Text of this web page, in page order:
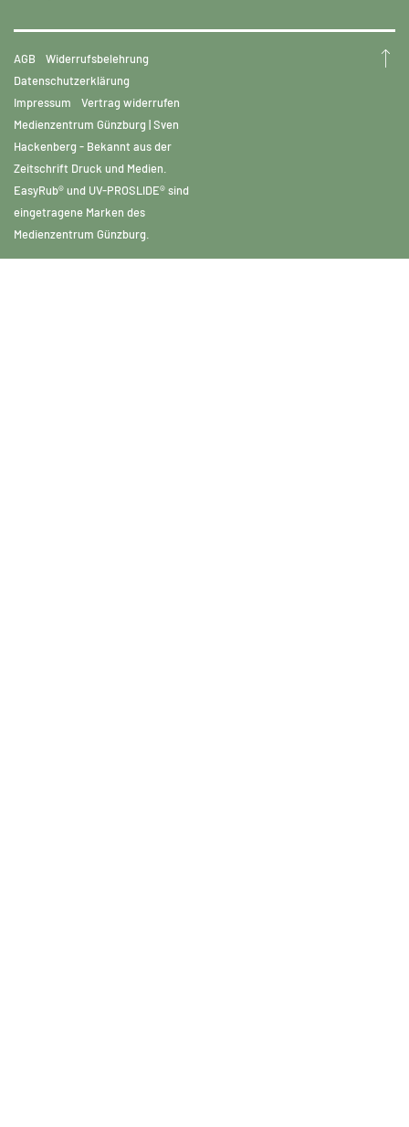
AGB
Widerrufsbelehrung
Datenschutzerklärung
Impressum
Vertrag widerrufen
Medienzentrum Günzburg | Sven
Hackenberg - Bekannt aus der
Zeitschrift Druck und Medien.
EasyRub® und UV-PROSLIDE® sind
eingetragene Marken des
Medienzentrum Günzburg.